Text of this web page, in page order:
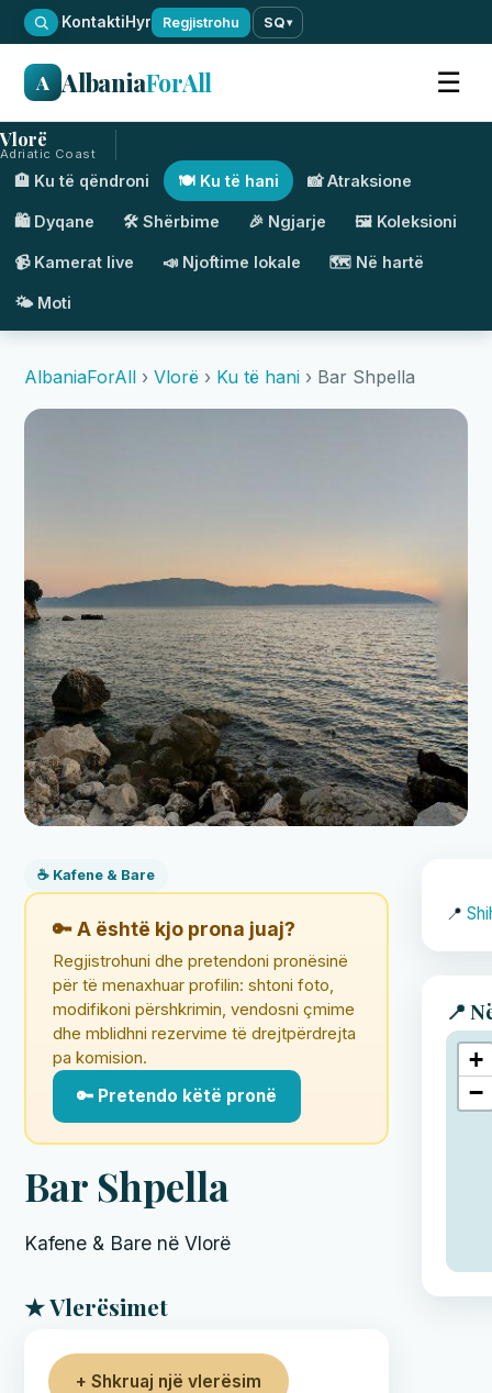
·KontaktiHyr Regjistrohu SQ▾
A AlbaniaForAll ☰
Vlorë
Adriatic Coast
🏨 Ku të qëndroni 🍽️ Ku të hani 📸 Atraksione
🛍️ Dyqane 🛠️ Shërbime 🎉 Ngjarje 🖼️ Koleksioni
📹 Kamerat live 📣 Njoftime lokale 🗺️ Në hartë
🌤️ Moti
AlbaniaForAll › Vlorë › Ku të hani › Bar Shpella
☕ Kafene & Bare
🔑 A është kjo prona juaj?
Regjistrohuni dhe pretendoni pronësinë
për të menaxhuar profilin: shtoni foto,
modifikoni përshkrimin, vendosni çmime
dhe mblidhni rezervime të drejtpërdrejta
pa komision.
🔑 Pretendo këtë pronë
Bar Shpella
Kafene & Bare në Vlorë
★ Vlerësimet
+ Shkruaj një vlerësim
📍
📍
+
−